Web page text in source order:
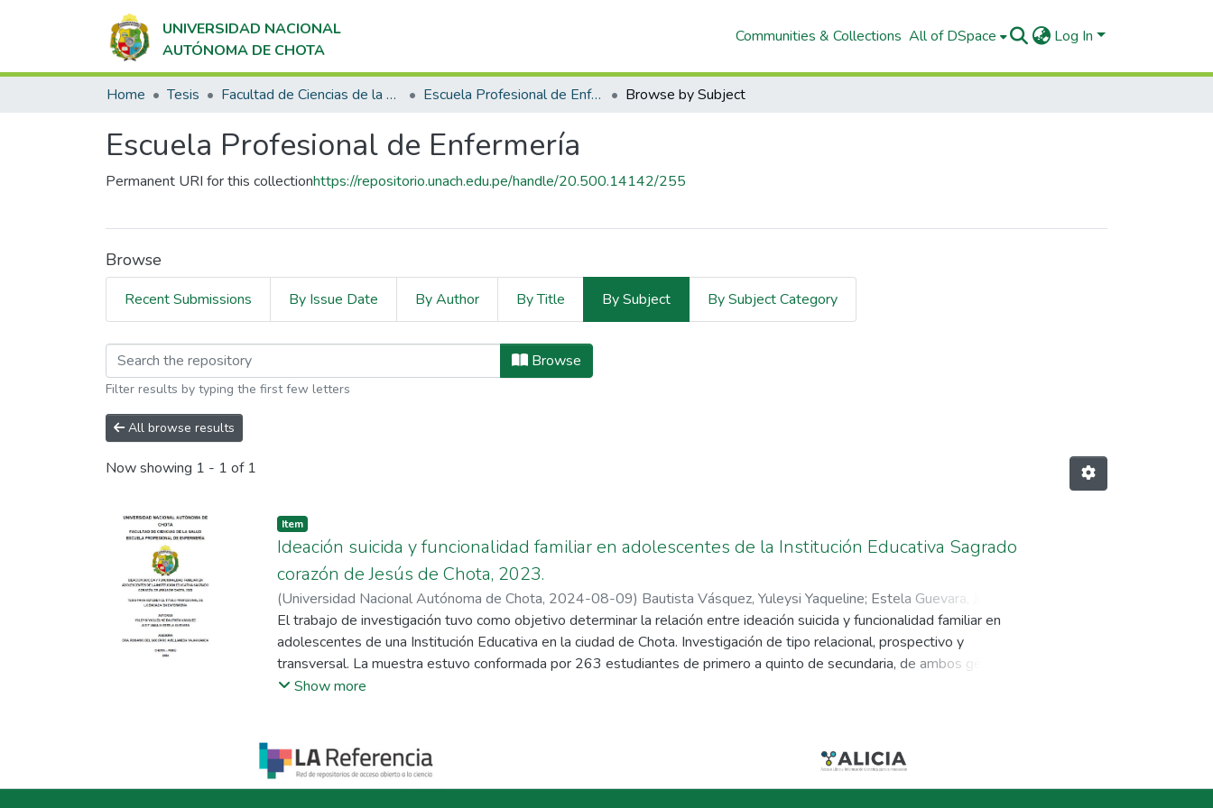
UNIVERSIDAD NACIONAL
AUTÓNOMA DE CHOTA
Communities & Collections All of DSpace Log In
Home Tesis Facultad de Ciencias de la Salud Escuela Profesional de Enfermería Browse by Subject
Escuela Profesional de Enfermería
Permanent URI for this collectionhttps://repositorio.unach.edu.pe/handle/20.500.14142/255
Browse
Recent Submissions By Issue Date By Author By Title By Subject By Subject Category
Browsing Escuela Profesional de Enfermería by Subject "adolescente"
Browse
Filter results by typing the first few letters
All browse results
Now showing 1 - 1 of 1
Item
Ideación suicida y funcionalidad familiar en adolescentes de la Institución Educativa Sagrado
corazón de Jesús de Chota, 2023.
(Universidad Nacional Autónoma de Chota, 2024-08-09) Bautista Vásquez, Yuleysi Yaqueline; Estela Guevara, Judit
Amalia;Avellaneda Yajahuanca, Rosario del Socorro
El trabajo de investigación tuvo como objetivo determinar la relación entre ideación suicida y funcionalidad familiar en
adolescentes de una Institución Educativa en la ciudad de Chota. Investigación de tipo relacional, prospectivo y
transversal. La muestra estuvo conformada por 263 estudiantes de primero a quinto de secundaria, de ambos géneros
entre las edades de 12 a 17 años. En cuanto a la colecta de datos se utilizó el instrumento de Reynolds y Mazza y el
funcionalidad familiar; un 2,7 % disfunción familiar leve; el 96,2 % de estudiantes no tienen ideas suicidas y gozan de
una buena funcionalidad familiar; un 1,9 % presentaron ideas suicidas además de tener una leve disfuncionalidad familiar
y el 1,1 % de la población del estudio mostraron ideas suicidas pese a tener buena funcionalidad familiar. De acuerdo
Show more